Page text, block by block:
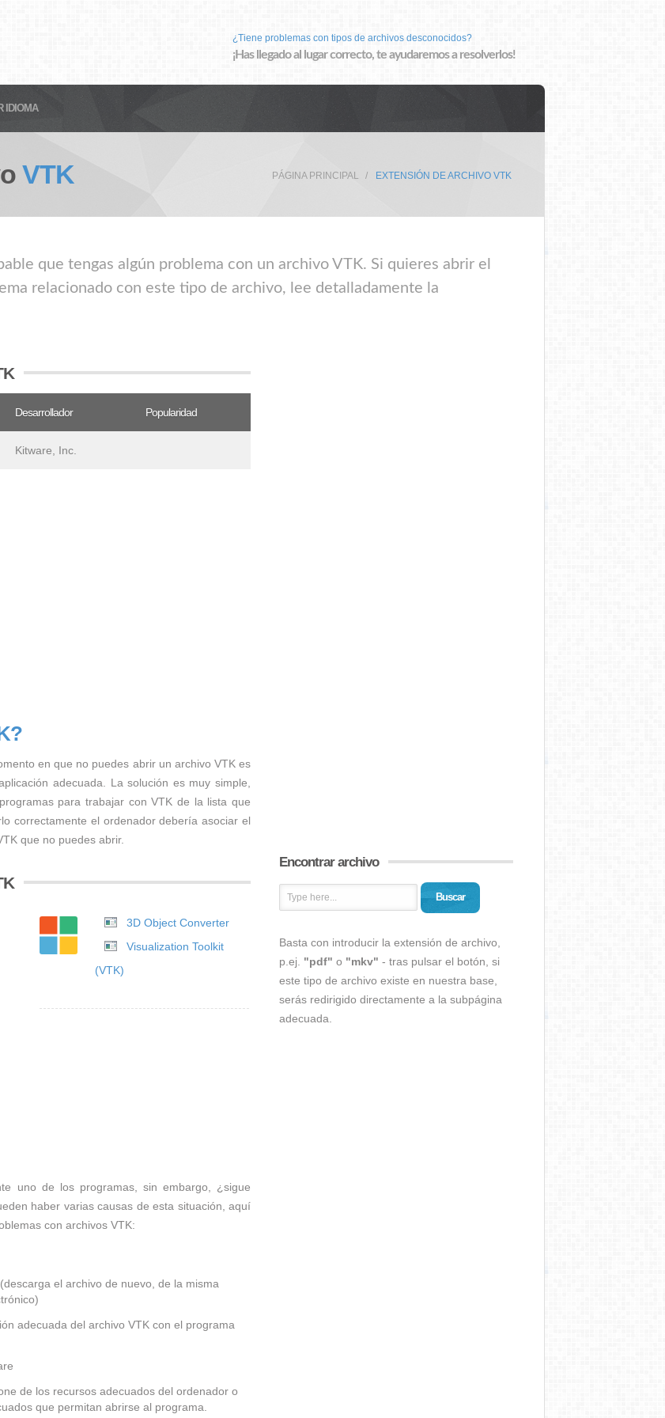
¿Tiene problemas con tipos de archivos desconocidos?
¡Has llegado al lugar correcto, te ayudaremos a resolverlos!
IDIOMA
VTK PÁGINA PRINCIPAL EXTENSIÓN DE ARCHIVO VTK
que tengas algún problema con un archivo VTK. Si quieres abrir el
relacionado con este tipo de archivo, lee detalladamente la
Desarrollador Popularidad
Kitware, Inc.
en que no puedes abrir un archivo VTK es
adecuada. La solución es muy simple,
para trabajar con VTK de la lista que
correctamente el ordenador debería asociar el
que no puedes abrir.
3D Object Converter
Visualization Toolkit
(VTK)
uno de los programas, sin embargo, ¿sigue
haber varias causas de esta situación, aquí
con archivos VTK:
el archivo de nuevo, de la misma
adecuada del archivo VTK con el programa
de los recursos adecuados del ordenador o
que permitan abrirse al programa.
Encontrar archivo
Buscar
Basta con introducir la extensión de archivo,
p.ej. "pdf" o "mkv" - tras pulsar el botón, si
este tipo de archivo existe en nuestra base,
serás redirigido directamente a la subpágina
adecuada.